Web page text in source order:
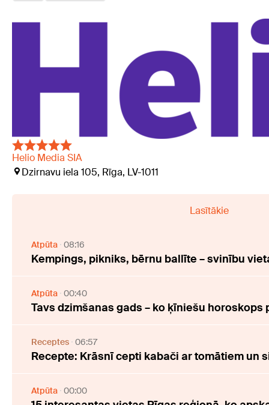
Helio Media SIA
Dzirnavu iela 105, Rīga, LV-1011
Lasītākie
Atpūta 08:16
Kempings, pikniks, bērnu ballīte – svinību
Atpūta 00:40
Tavs dzimšanas gads – ko ķīniešu
Receptes 06:57
Recepte: Krāsnī cepti kabači ar tomātiem un
Atpūta 00:00